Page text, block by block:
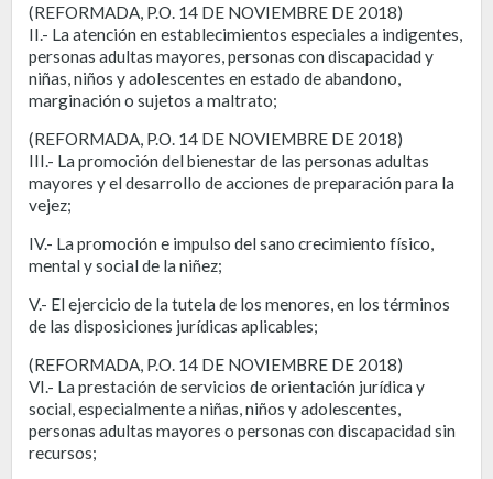
(REFORMADA, P.O. 14 DE NOVIEMBRE DE 2018)
II.- La atención en establecimientos especiales a indigentes,
personas adultas mayores, personas con discapacidad y
niñas, niños y adolescentes en estado de abandono,
marginación o sujetos a maltrato;
(REFORMADA, P.O. 14 DE NOVIEMBRE DE 2018)
III.- La promoción del bienestar de las personas adultas
mayores y el desarrollo de acciones de preparación para la
vejez;
IV.- La promoción e impulso del sano crecimiento físico,
mental y social de la niñez;
V.- El ejercicio de la tutela de los menores, en los términos
de las disposiciones jurídicas aplicables;
(REFORMADA, P.O. 14 DE NOVIEMBRE DE 2018)
VI.- La prestación de servicios de orientación jurídica y
social, especialmente a niñas, niños y adolescentes,
personas adultas mayores o personas con discapacidad sin
recursos;